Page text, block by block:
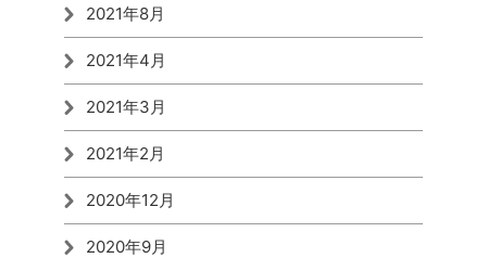
2021年8月
2021年4月
2021年3月
2021年2月
2020年12月
2020年9月